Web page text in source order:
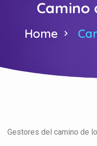
Camino
Home
Gestores del camino de